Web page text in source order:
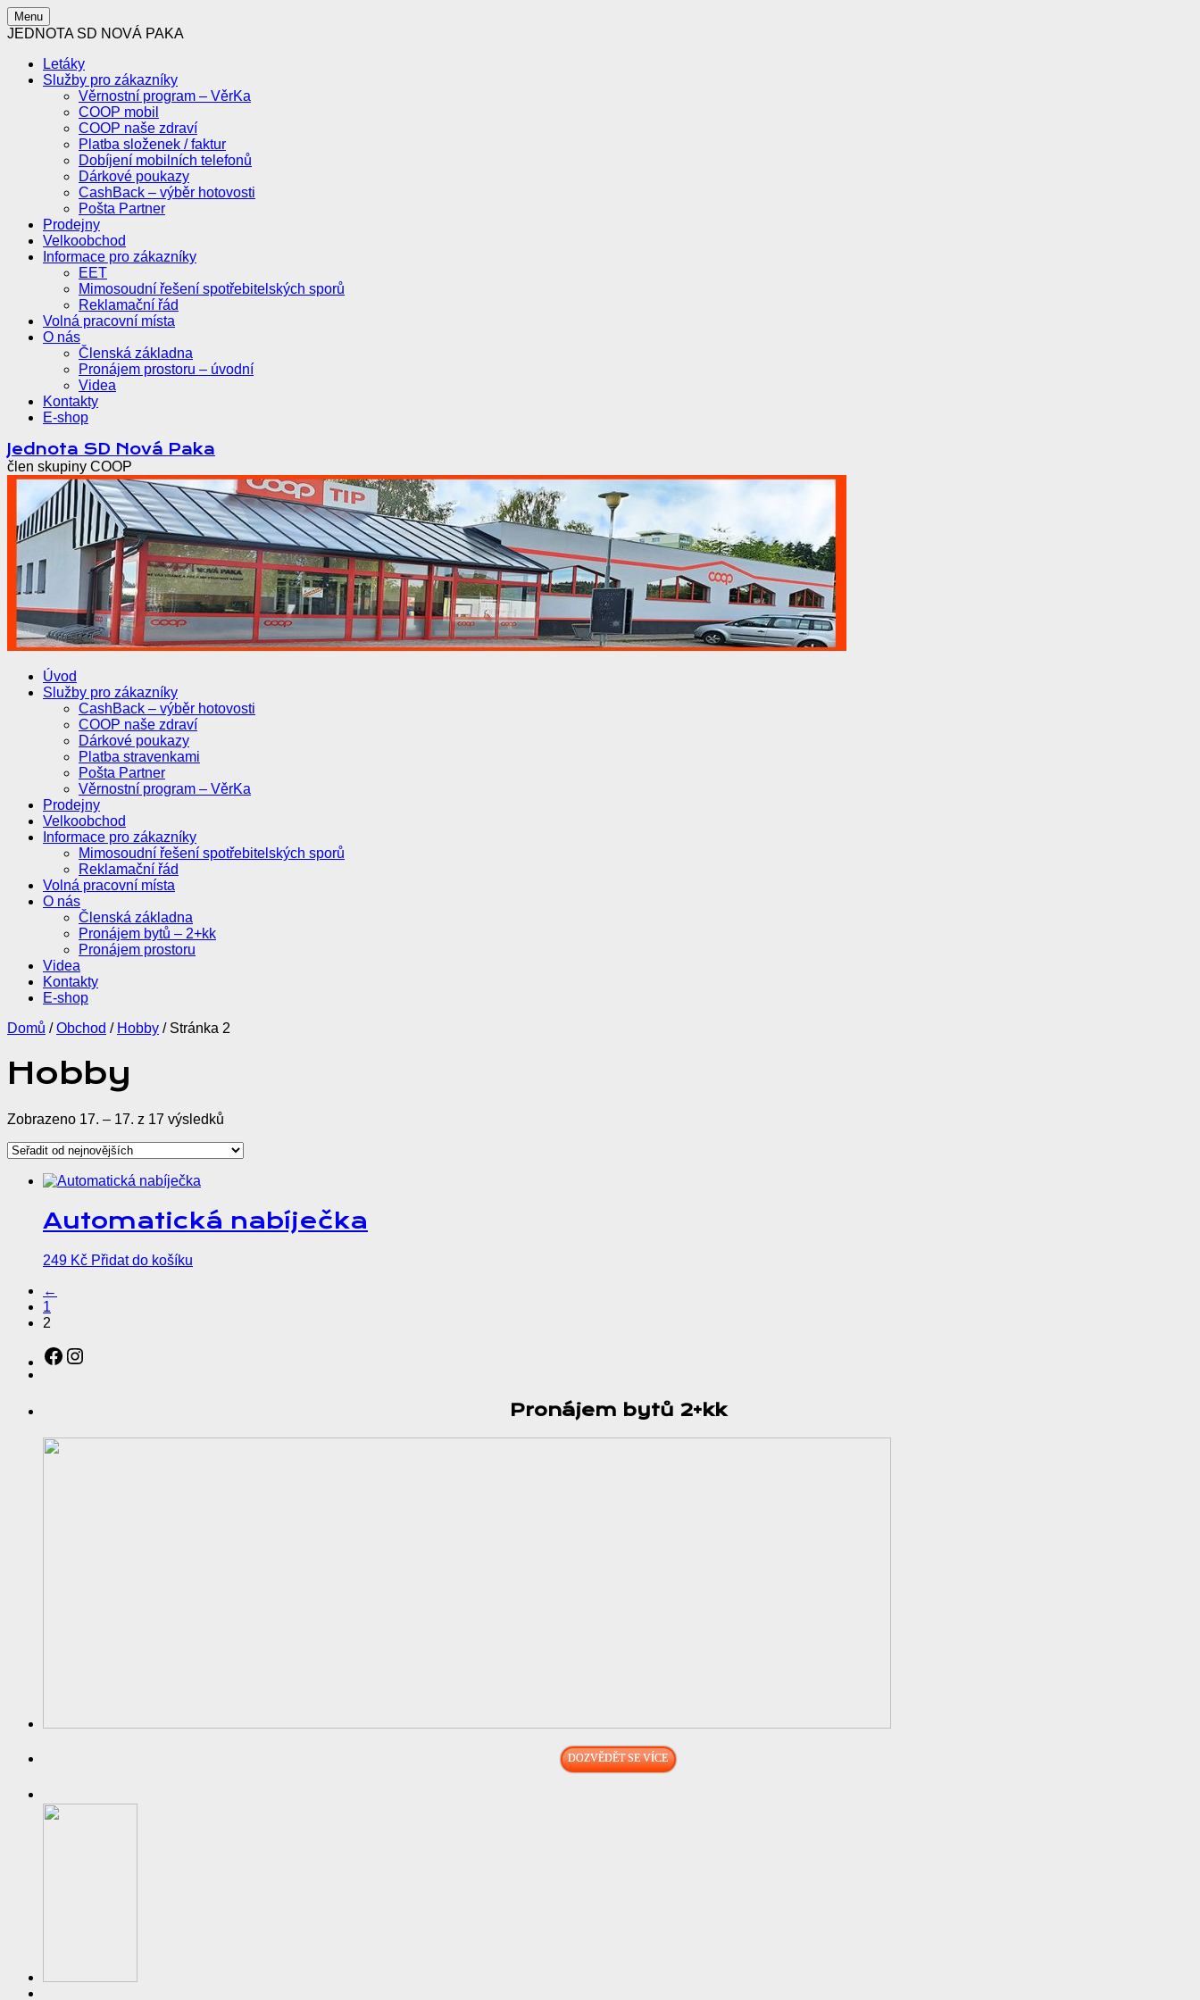
Menu
JEDNOTA SD NOVÁ PAKA
Letáky
Služby pro zákazníky
Věrnostní program – VěrKa
COOP mobil
COOP naše zdraví
Platba složenek / faktur
Dobíjení mobilních telefonů
Dárkové poukazy
CashBack – výběr hotovosti
Pošta Partner
Prodejny
Velkoobchod
Informace pro zákazníky
EET
Mimosoudní řešení spotřebitelských sporů
Reklamační řád
Volná pracovní místa
O nás
Členská základna
Pronájem prostoru – úvodní
Videa
Kontakty
E-shop
Přejít
k
obsahu
Jednota SD Nová Paka
člen skupiny COOP
Úvod
Služby pro zákazníky
CashBack – výběr hotovosti
COOP naše zdraví
Dárkové poukazy
Platba stravenkami
Pošta Partner
Věrnostní program – VěrKa
Prodejny
Velkoobchod
Informace pro zákazníky
Mimosoudní řešení spotřebitelských sporů
Reklamační řád
Volná pracovní místa
O nás
Členská základna
Pronájem bytů – 2+kk
Pronájem prostoru
Videa
Kontakty
E-shop
Domů /Obchod / Hobby / Stránka 2
Hobby
Zobrazeno 17. – 17. z 17 výsledků
nejnovějších
Automatická nabíječka
249 Kč Přidat do košíku
←
1
2
Sledujte nás na sociálních sítích!Instagram
Pronájem bytů 2+kk
DOZVĚDĚT SE VÍCE